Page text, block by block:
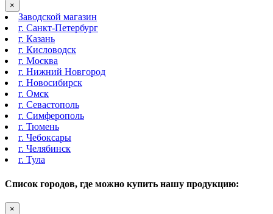
×
Заводской магазин
г. Санкт-Петербург
г. Казань
г. Кисловодск
г. Москва
г. Нижний Новгород
г. Новосибирск
г. Омск
г. Севастополь
г. Симферополь
г. Тюмень
г. Чебоксары
г. Челябинск
г. Тула
Список городов, где можно купить нашу продукцию:
×